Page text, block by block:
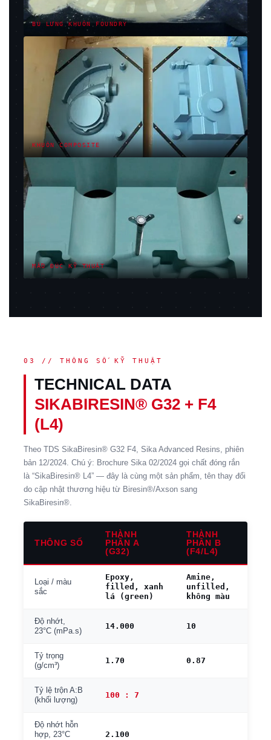
BÙ LƯNG KHUÔN FOUNDRY
KHUÔN COMPOSITE
MẪU ĐÚC KỸ THUẬT
03 // THÔNG SỐ KỸ THUẬT
TECHNICAL DATA
SIKABIRESIN® G32 + F4
(L4)
Theo TDS SikaBiresin® G32 F4, Sika Advanced Resins, phiên
bản 12/2024. Chú ý: Brochure Sika 02/2024 gọi chất đóng rắn
là “SikaBiresin® L4” — đây là cùng một sản phẩm, tên thay đổi
do cập nhật thương hiệu từ Biresin®/Axson sang
SikaBiresin®.
THÔNG SỐ
THÀNH
PHẦN A
(G32)
THÀNH
PHẦN B
(F4/L4)
Loại / màu
sắc
Epoxy,
filled, xanh
lá (green)
Amine,
unfilled,
không màu
Độ nhớt,
23°C (mPa.s)
14.000 10
Tỷ trọng
(g/cm³)
1.70 0.87
Tỷ lệ trộn A:B
(khối lượng)
100 : 7
Độ nhớt hỗn
hợp, 23°C
2.100